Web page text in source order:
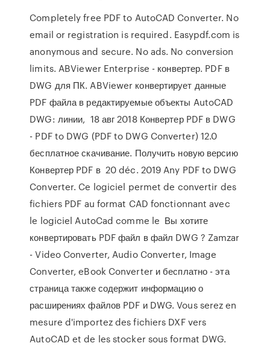
Completely free PDF to AutoCAD Converter. No
email or registration is required. Easypdf.com is
anonymous and secure. No ads. No conversion
limits. ABViewer Enterprise - конвертер. PDF в
DWG для ПК. ABViewer конвертирует данные
PDF файла в редактируемые объекты AutoCAD
DWG: линии, 18 авг 2018 Конвертер PDF в DWG
- PDF to DWG (PDF to DWG Converter) 12.0
бесплатное скачивание. Получить новую версию
Конвертер PDF в 20 déc. 2019 Any PDF to DWG
Converter. Ce logiciel permet de convertir des
fichiers PDF au format CAD fonctionnant avec
le logiciel AutoCad comme le Вы хотите
конвертировать PDF файл в файл DWG ? Zamzar
- Video Converter, Audio Converter, Image
Converter, eBook Converter и бесплатно - эта
страница также содержит информацию о
расширениях файлов PDF и DWG. Vous serez en
mesure d'importez des fichiers DXF vers
AutoCAD et de les stocker sous format DWG.